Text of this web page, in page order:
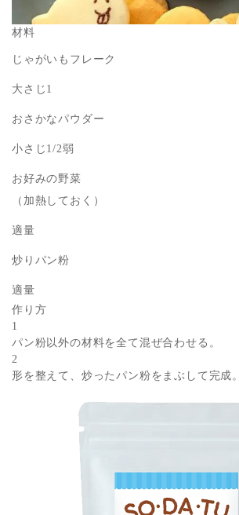
材料
じゃがいもフレーク
大さじ1
おさかなパウダー
小さじ1/2弱
お好みの野菜
（加熱しておく）
適量
炒りパン粉
適量
作り方
1
パン粉以外の材料を全て混ぜ合わせる。
2
形を整えて、炒ったパン粉をまぶして完成。